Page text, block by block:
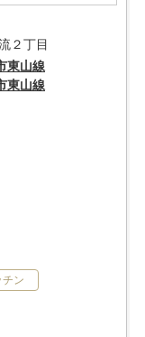
２丁目
東山線
東山線
チン